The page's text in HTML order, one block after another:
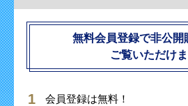
無料会員登録で非公開
ご覧いただけ
会員登録は無料！